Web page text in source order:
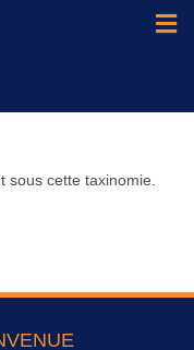
sous cette taxinomie.